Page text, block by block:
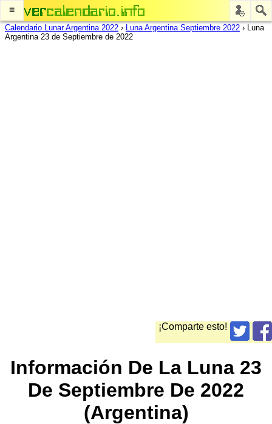
≡
Calendario Lunar Argentina 2022 › Luna Argentina Septiembre 2022 › Luna
Argentina 23 de Septiembre de 2022
¡Comparte esto!
Información De La Luna 23
De Septiembre De 2022
(Argentina)